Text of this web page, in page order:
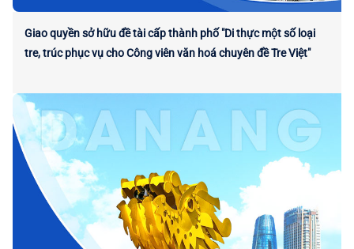
Giao quyền sở hữu đề tài cấp thành phố "Di thực một số loại
tre, trúc phục vụ cho Công viên văn hoá chuyên đề Tre Việt"